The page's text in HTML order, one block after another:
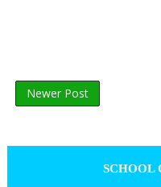
Newer Post
SCHOOL